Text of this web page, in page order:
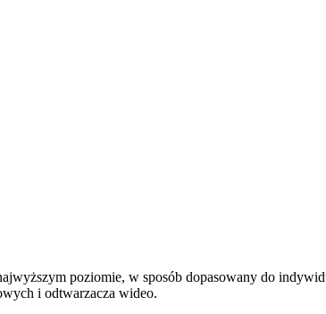
poziomie, w sposób dopasowany do
i odtwarzacza wideo.